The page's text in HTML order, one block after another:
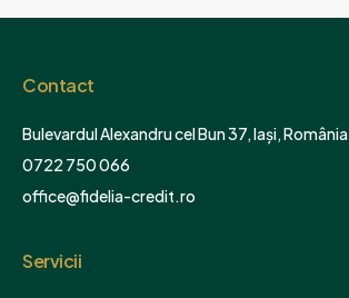
Contact
Bulevardul Alexandru cel Bun 37, Iași, România
0722 750 066
office@fidelia-credit.ro
Servicii